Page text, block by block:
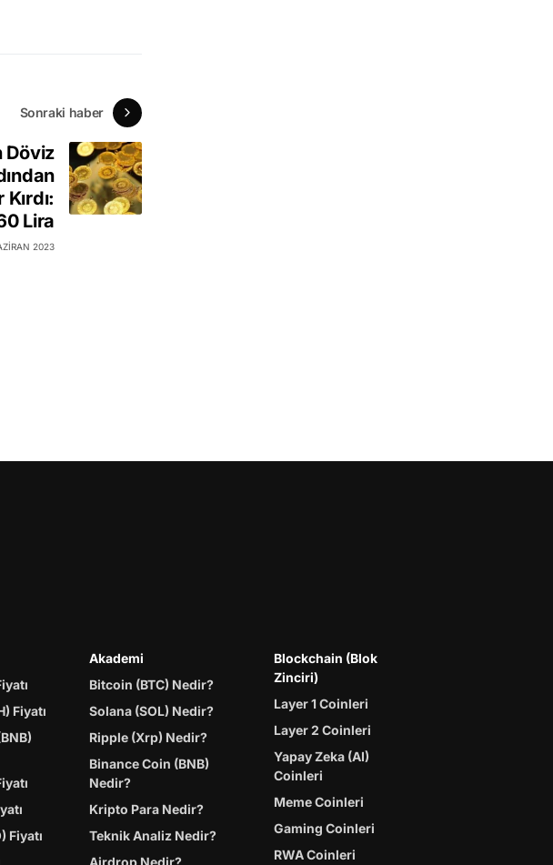
Sonraki haber
Döviz
Lira
2023
Fiyatı
Fiyatı
Akademi
Bitcoin (BTC) Nedir?
Solana (SOL) Nedir?
Ripple (Xrp) Nedir?
Binance Coin (BNB)
Nedir?
Kripto Para Nedir?
Teknik Analiz Nedir?
Airdrop Nedir?
Blockchain (Blok
Zinciri)
Layer 1 Coinleri
Layer 2 Coinleri
Yapay Zeka (AI)
Coinleri
Meme Coinleri
Gaming Coinleri
RWA Coinleri